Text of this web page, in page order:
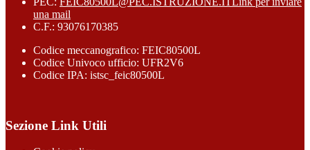
una mail
C.F.: 93076170385
Codice meccanografico: FEIC80500L
Codice Univoco ufficio: UFR2V6
Codice IPA: istsc_feic80500L
Sezione Link Utili